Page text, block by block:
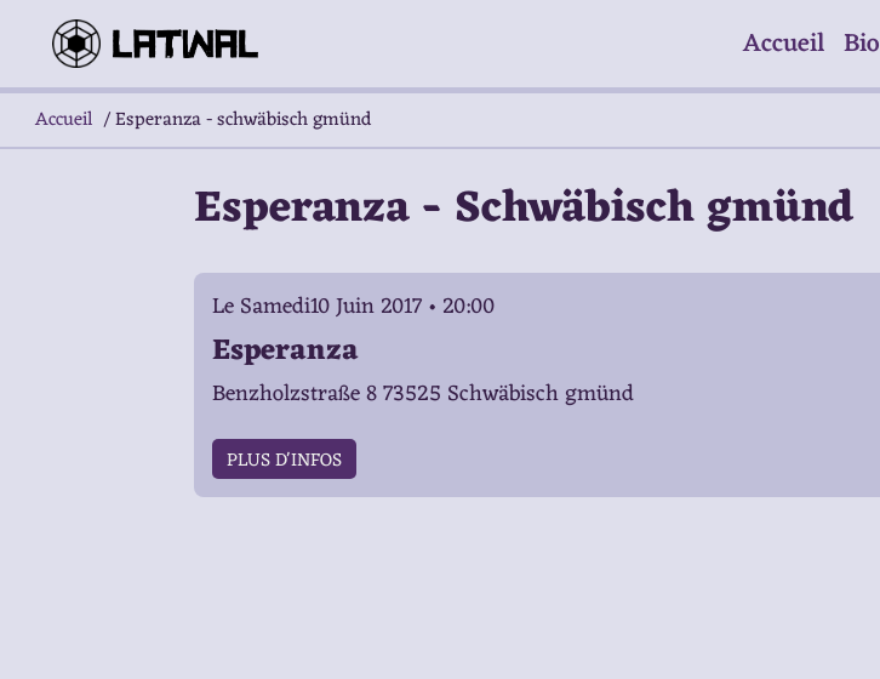
Accueil Bio
Accueil /Esperanza - schwäbisch gmünd
Esperanza - Schwäbisch gmünd
Le Samedi10 Juin 2017 • 20:00
Esperanza
Benzholzstraße 8 73525 Schwäbisch gmünd
PLUS D'INFOS